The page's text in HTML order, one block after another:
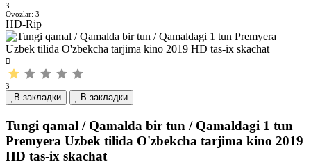
3
Ovozlar: 3
HD-Rip
3
В закладки В закладки
Tungi qamal / Qamalda bir tun / Qamaldagi 1 tun
Premyera Uzbek tilida O'zbekcha tarjima kino 2019
HD tas-ix skachat